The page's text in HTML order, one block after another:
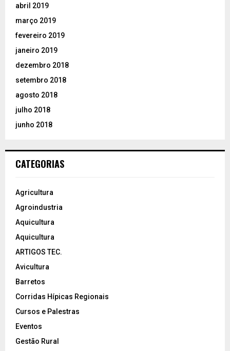
abril 2019
março 2019
fevereiro 2019
janeiro 2019
dezembro 2018
setembro 2018
agosto 2018
julho 2018
junho 2018
CATEGORIAS
Agricultura
Agroindustria
Aquicultura
Aquicultura
ARTIGOS TEC.
Avicultura
Barretos
Corridas Hípicas Regionais
Cursos e Palestras
Eventos
Gestão Rural